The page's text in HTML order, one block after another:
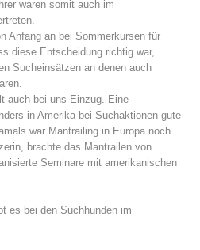
waren somit auch im
Anfang an bei Sommerkursen für
diese Entscheidung richtig war,
Sucheinsätzen an denen auch
auch bei uns Einzug. Eine
in Amerika bei Suchaktionen gute
war Mantrailing in Europa noch
brachte das Mantrailen von
Seminare mit amerikanischen
es bei den Suchhunden im